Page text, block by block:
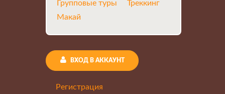
Групповые туры
Треккинг
Макай
ВХОД В АККАУНТ
Регистрация